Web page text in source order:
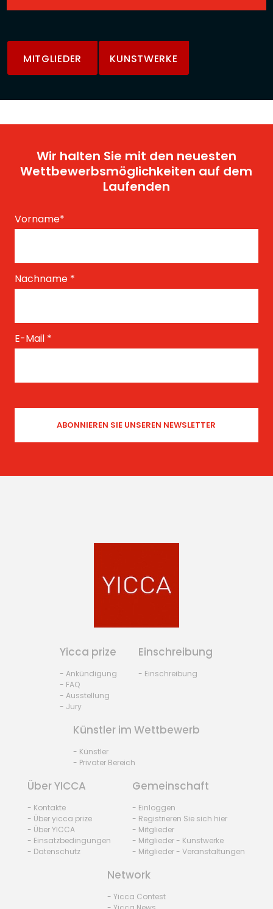
MITGLIEDER KUNSTWERKE
Wir halten Sie mit den neuesten
Wettbewerbsmöglichkeiten auf dem
Laufenden
Vorname*
Nachname *
E-Mail *
Yicca prize
- Ankündigung
- FAQ
- Ausstellung
- Jury
Einschreibung
- Einschreibung
Künstler im Wettbewerb
- Künstler
- Privater Bereich
Über YICCA
- Kontakte
- Über yicca prize
- Über YICCA
- Einsatzbedingungen
- Datenschutz
Gemeinschaft
- Einloggen
- Registrieren Sie sich hier
- Mitglieder
- Mitglieder - Kunstwerke
- Mitglieder - Veranstaltungen
Network
- Yicca Contest